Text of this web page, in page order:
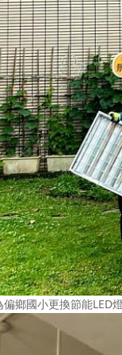
鄉國小更換節能LED